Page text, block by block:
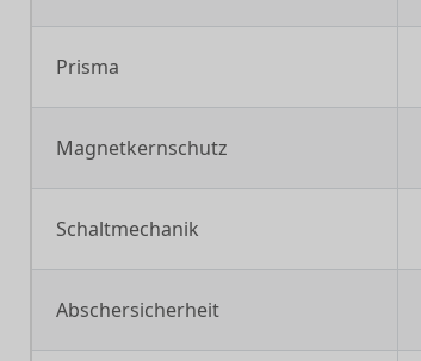
Prisma
Magnetkernschutz
Schaltmechanik
Abschersicherheit